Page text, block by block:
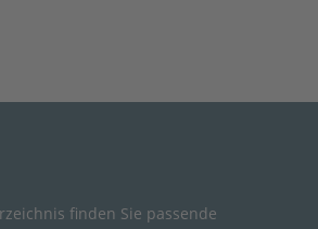
finden Sie passende